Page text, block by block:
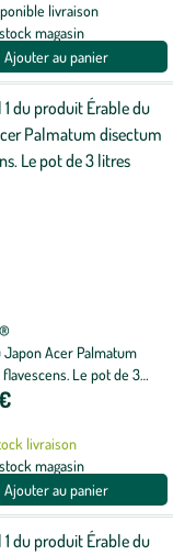
livraison
magasin
Ajouter au panier
Japon Acer Palmatum
Le pot de 3
livraison
magasin
Ajouter au panier